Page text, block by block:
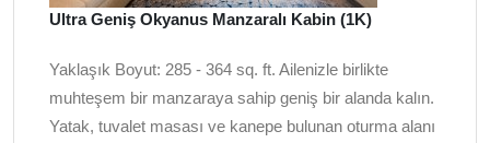
Ultra Geniş Okyanus Manzaralı Kabin (1K)
Yaklaşık Boyut: 285 - 364 sq. ft. Ailenizle birlikte
muhteşem bir manzaraya sahip geniş bir alanda kalın.
Yatak, tuvalet masası ve kanepe bulunan oturma alanı